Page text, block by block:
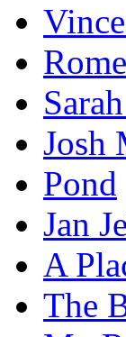
Josh
Pond
Jan
A
The